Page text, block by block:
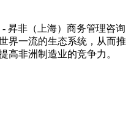
昇非（上海）商务管理咨询
界一流的生态系统，从而推
高非洲制造业的竞争力。